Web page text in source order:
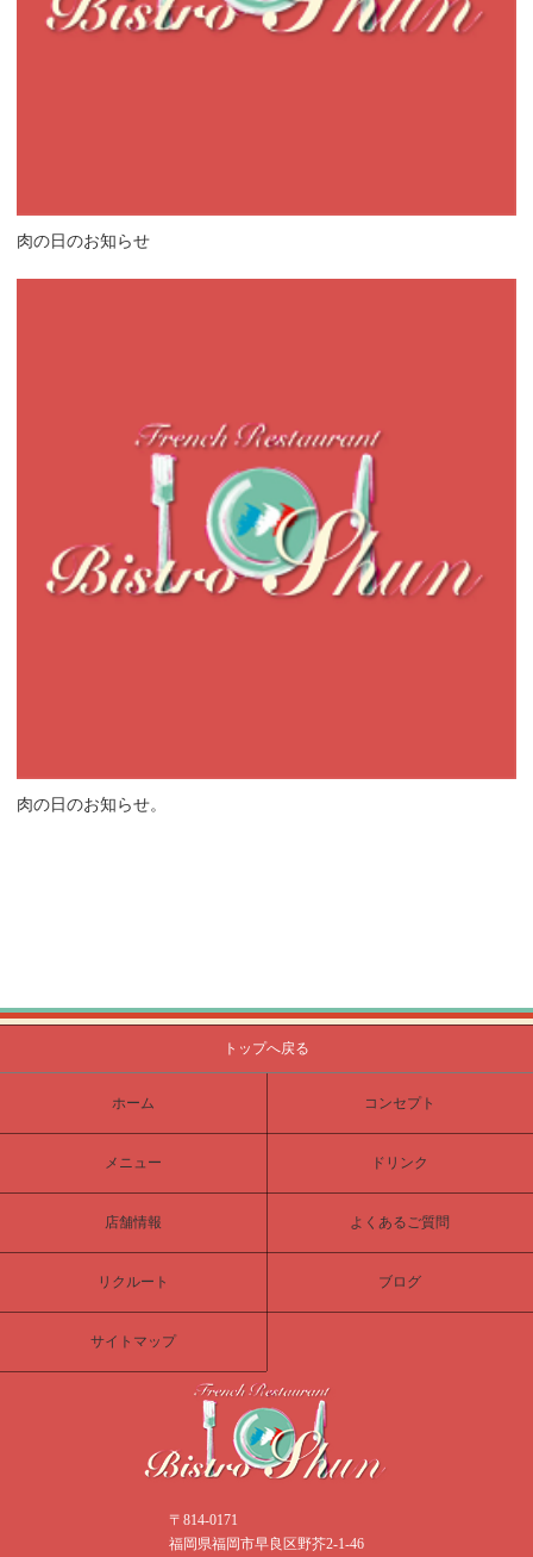
肉の日のお知らせ
肉の日のお知らせ。
トップへ戻る
ホーム コンセプト
メニュー ドリンク
店舗情報 よくあるご質問
リクルート ブログ
サイトマップ
〒814-0171
福岡県福岡市早良区野芥2-1-46